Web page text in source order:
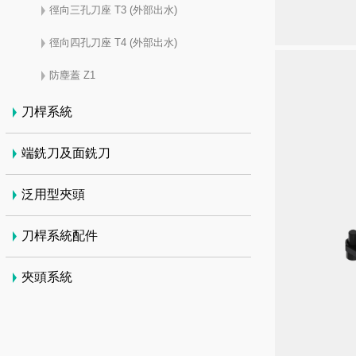
徑向三孔刀座 T3 (外部出水)
徑向四孔刀座 T4 (外部出水)
防塵蓋 Z1
刀桿系統
端銑刀及面銑刀
泛用型夾頭
刀桿系統配件
夾頭系統